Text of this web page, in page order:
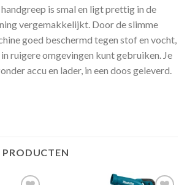
is smal en ligt prettig in de
vergemakkelijkt. Door de slimme
goed beschermd tegen stof en vocht,
ruigere omgevingen kunt gebruiken. Je
accu en lader, in een doos geleverd.
PRODUCTEN